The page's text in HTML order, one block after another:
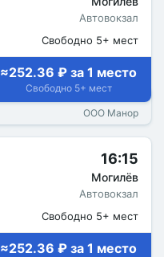
Автовокзал
Свободно 5+ мест
≈252.36 ₽ за 1 место
Свободно 5+ мест
ООО Манор
16:15
Могилёв
Автовокзал
Свободно 5+ мест
≈252.36 ₽ за 1 место